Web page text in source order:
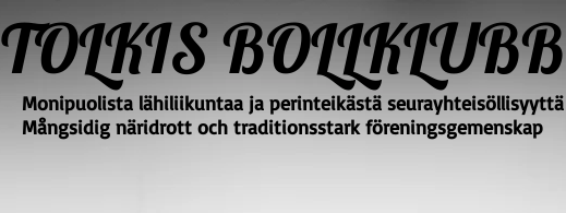
TOLKIS BOLLKLUBB
Monipuolista lähiliikuntaa ja perinteikästä seurayhteisöllisyyttä
Mångsidig näridrott och traditionsstark föreningsgemenskap